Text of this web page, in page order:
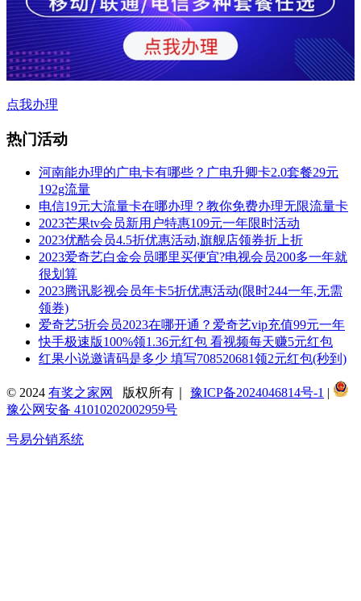
点我办理
热门活动
河南能办理的广电卡有哪些？广电升卿卡2.0套餐29元
192g流量
电信19元大流量卡在哪办理？教你免费办理无限流量卡
2023芒果tv会员新用户特惠109元一年限时活动
2023优酷会员4.5折优惠活动,旗舰店领券折上折
2023爱奇艺白金会员哪里买便宜?电视会员200多一年就
很划算
2023腾讯影视会员年卡5折优惠活动(限时244一年,无需
领券)
爱奇艺5折会员2023在哪开通？爱奇艺vip充值99元一年
快手极速版100%领1.36元红包 看视频每天赚5元红包
红果小说邀请码是多少 填写708520681领2元红包(秒到)
© 2024 有奖之家网 版权所有｜ 豫ICP备2024046814号-1 |
豫公网安备 41010202002959号
号易分销系统